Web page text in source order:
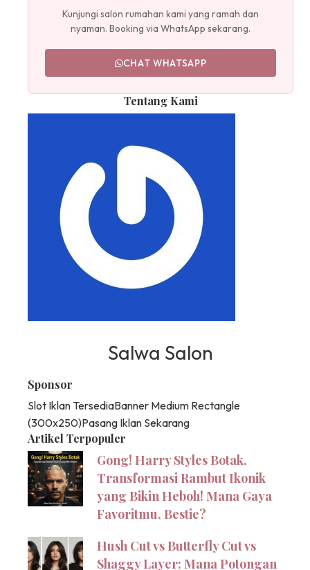
Kunjungi salon rumahan kami yang ramah dan
nyaman. Booking via WhatsApp sekarang.
CHAT WHATSAPP
Tentang Kami
Salwa Salon
Sponsor
Slot Iklan TersediaBanner Medium Rectangle
(300x250)Pasang Iklan Sekarang
Artikel Terpopuler
Gong! Harry Styles Botak,
Transformasi Rambut Ikonik
yang Bikin Heboh! Mana Gaya
Favoritmu, Bestie?
Hush Cut vs Butterfly Cut vs
Shaggy Layer: Mana Potongan